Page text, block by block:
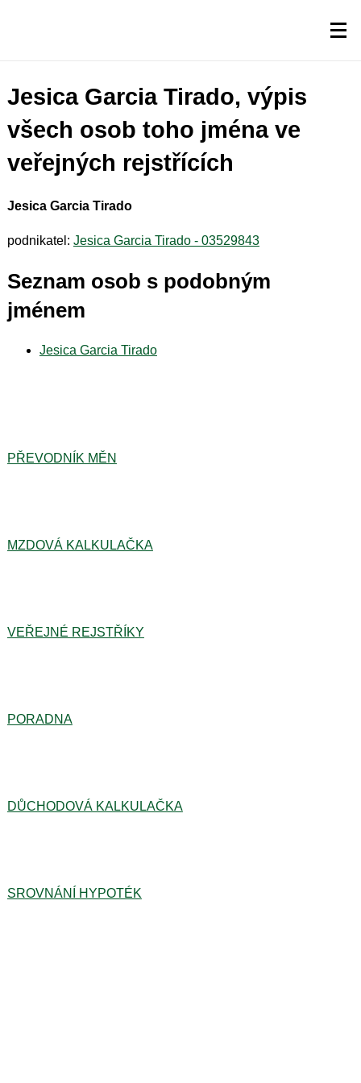
Jesica Garcia Tirado, výpis
všech osob toho jména ve
veřejných rejstřících
Jesica Garcia Tirado
podnikatel: Jesica Garcia Tirado - 03529843
Seznam osob s podobným
jménem
Jesica Garcia Tirado
PŘEVODNÍK MĚN
MZDOVÁ KALKULAČKA
VEŘEJNÉ REJSTŘÍKY
PORADNA
DŮCHODOVÁ KALKULAČKA
SROVNÁNÍ HYPOTÉK